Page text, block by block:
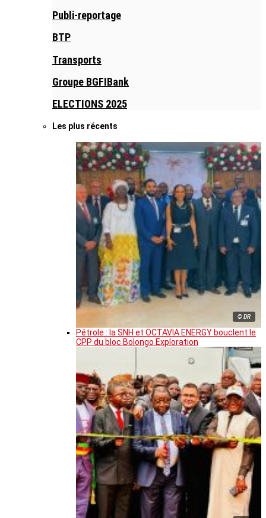
Publi-reportage
BTP
Transports
Groupe BGFIBank
ELECTIONS 2025
Les plus récents
© DR
Pétrole : la SNH et OCTAVIA ENERGY bouclent le
CPP du bloc Bolongo Exploration